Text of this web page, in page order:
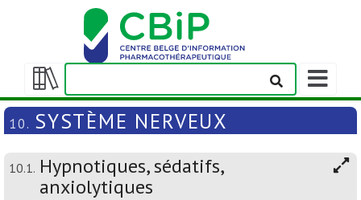
Afficher/masquer
la
table
matières
Afficher/
la
barre
navigation
10. SYSTÈME NERVEUX
10.1. Hypnotiques, sédatifs,
anxiolytiques